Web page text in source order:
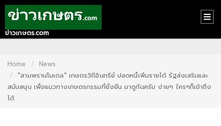
HOME
CONTACT
US
ข่าวเกษตร.com
Home
News
"สามพรานโมเดล" เกษตรวิถีอินทรีย์ ปลดหนี้เพิ่มรายได้ รัฐส่งเสริมและ
สนับสนุน เพื่อแนวทางเกษตรกรรมที่ยั่งยืน มาดูกันครับ ง่ายๆ ใครๆก็เข้าถึง
ได้